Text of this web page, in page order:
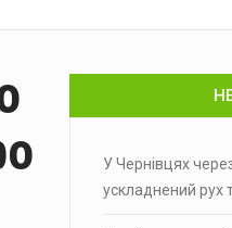
У Чернівцях
ускладнений рух